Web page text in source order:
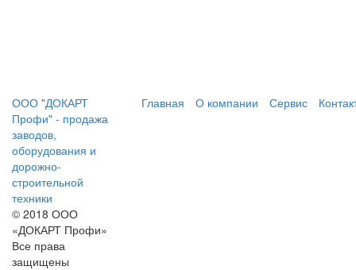
ООО "ДОКАРТ
Профи" - продажа
заводов,
оборудования и
дорожно-
строительной
техники
© 2018 ООО
«ДОКАРТ Профи»
Все права
защищены
Главная О компании Сервис